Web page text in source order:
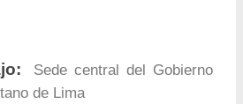
Sede central del Gobierno
de Lima